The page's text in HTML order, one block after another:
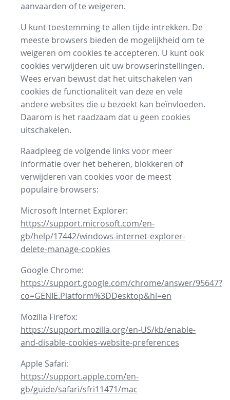
aanvaarden of te weigeren.
U kunt toestemming te allen tijde intrekken. De
meeste browsers bieden de mogelijkheid om te
weigeren om cookies te accepteren. U kunt ook
cookies verwijderen uit uw browserinstellingen.
Wees ervan bewust dat het uitschakelen van
cookies de functionaliteit van deze en vele
andere websites die u bezoekt kan beïnvloeden.
Daarom is het raadzaam dat u geen cookies
uitschakelen.
Raadpleeg de volgende links voor meer
informatie over het beheren, blokkeren of
verwijderen van cookies voor de meest
populaire browsers:
Microsoft Internet Explorer:
https://support.microsoft.com/en-
gb/help/17442/windows-internet-explorer-
delete-manage-cookies
Google Chrome:
https://support.google.com/chrome/answer/95647?
co=GENIE.Platform%3DDesktop&hl=en
Mozilla Firefox:
https://support.mozilla.org/en-US/kb/enable-
and-disable-cookies-website-preferences
Apple Safari:
https://support.apple.com/en-
gb/guide/safari/sfri11471/mac